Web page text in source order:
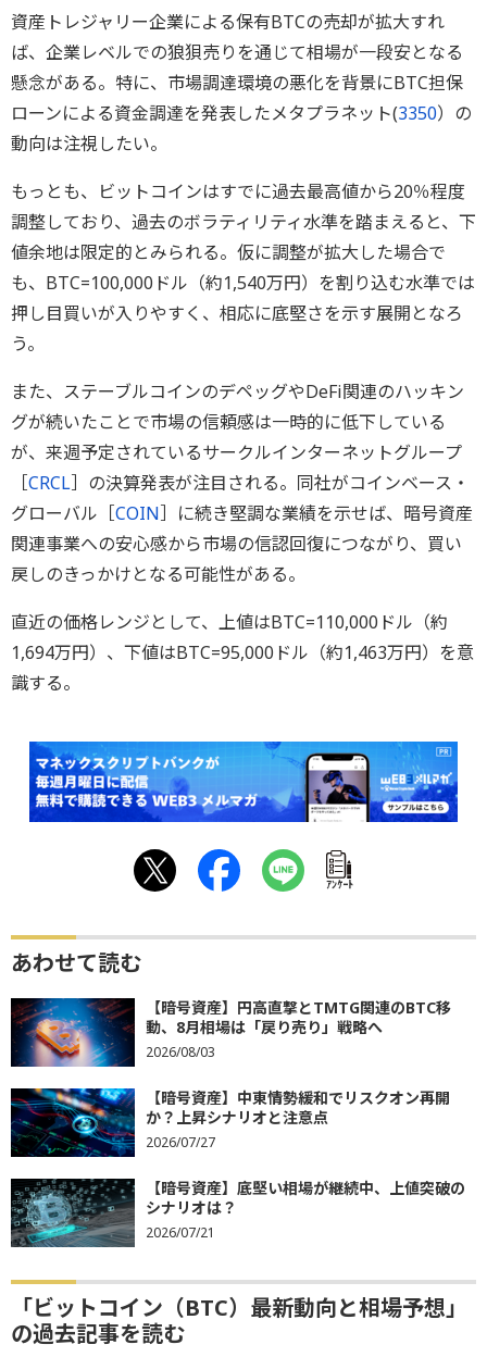
資産トレジャリー企業による保有BTCの売却が拡大すれ
ば、企業レベルでの狼狽売りを通じて相場が一段安となる
懸念がある。特に、市場調達環境の悪化を背景にBTC担保
ローンによる資金調達を発表したメタプラネット(3350）の
動向は注視したい。
もっとも、ビットコインはすでに過去最高値から20％程度
調整しており、過去のボラティリティ水準を踏まえると、下
値余地は限定的とみられる。仮に調整が拡大した場合で
も、BTC=100,000ドル（約1,540万円）を割り込む水準では
押し目買いが入りやすく、相応に底堅さを示す展開となろ
う。
また、ステーブルコインのデペッグやDeFi関連のハッキン
グが続いたことで市場の信頼感は一時的に低下している
が、来週予定されているサークルインターネットグループ
［CRCL］の決算発表が注目される。同社がコインベース・
グローバル［COIN］に続き堅調な業績を示せば、暗号資産
関連事業への安心感から市場の信認回復につながり、買い
戻しのきっかけとなる可能性がある。
直近の価格レンジとして、上値はBTC=110,000ドル（約
1,694万円）、下値はBTC=95,000ドル（約1,463万円）を意
識する。
ｱﾝｹｰﾄ
あわせて読む
【暗号資産】円高直撃とTMTG関連のBTC移
動、8月相場は「戻り売り」戦略へ
2026/08/03
【暗号資産】中東情勢緩和でリスクオン再開
か？上昇シナリオと注意点
2026/07/27
【暗号資産】底堅い相場が継続中、上値突破の
シナリオは？
2026/07/21
「ビットコイン（BTC）最新動向と相場予想」
の過去記事を読む